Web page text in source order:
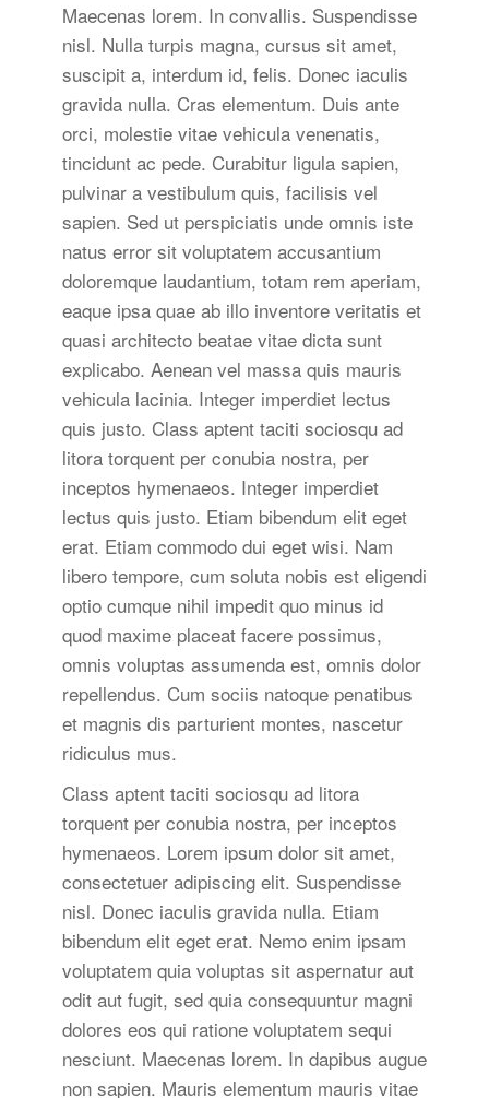
Maecenas lorem. In convallis. Suspendisse
nisl. Nulla turpis magna, cursus sit amet,
suscipit a, interdum id, felis. Donec iaculis
gravida nulla. Cras elementum. Duis ante
orci, molestie vitae vehicula venenatis,
tincidunt ac pede. Curabitur ligula sapien,
pulvinar a vestibulum quis, facilisis vel
sapien. Sed ut perspiciatis unde omnis iste
natus error sit voluptatem accusantium
doloremque laudantium, totam rem aperiam,
eaque ipsa quae ab illo inventore veritatis et
quasi architecto beatae vitae dicta sunt
explicabo. Aenean vel massa quis mauris
vehicula lacinia. Integer imperdiet lectus
quis justo. Class aptent taciti sociosqu ad
litora torquent per conubia nostra, per
inceptos hymenaeos. Integer imperdiet
lectus quis justo. Etiam bibendum elit eget
erat. Etiam commodo dui eget wisi. Nam
libero tempore, cum soluta nobis est eligendi
optio cumque nihil impedit quo minus id
quod maxime placeat facere possimus,
omnis voluptas assumenda est, omnis dolor
repellendus. Cum sociis natoque penatibus
et magnis dis parturient montes, nascetur
ridiculus mus.
Class aptent taciti sociosqu ad litora
torquent per conubia nostra, per inceptos
hymenaeos. Lorem ipsum dolor sit amet,
consectetuer adipiscing elit. Suspendisse
nisl. Donec iaculis gravida nulla. Etiam
bibendum elit eget erat. Nemo enim ipsam
voluptatem quia voluptas sit aspernatur aut
odit aut fugit, sed quia consequuntur magni
dolores eos qui ratione voluptatem sequi
nesciunt. Maecenas lorem. In dapibus augue
non sapien. Mauris elementum mauris vitae